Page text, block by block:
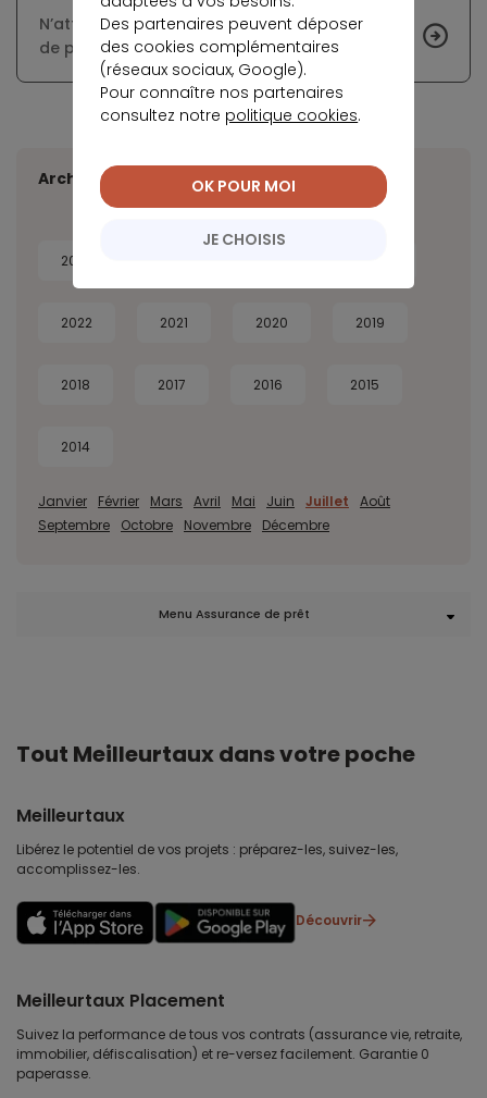
N’attendez plus pour changer votre assurance
de prêt immobilier
Archives
2026
2022 2021 2020 2019
2018 2017 2016 2015
2014
Janvier Février Mars Avril Mai Juin Juillet
Août
Septembre
Octobre Novembre Décembre
Menu Assurance de prêt
Tout Meilleurtaux dans votre poche
Meilleurtaux
Libérez le potentiel de vos projets : préparez-les, suivez-les,
accomplissez-les.
Découvrir
Meilleurtaux Placement
Suivez la performance de tous vos contrats (assurance vie, retraite,
immobilier, défiscalisation) et re-versez facilement. Garantie 0
paperasse.
Des partenaires peuvent déposer
des cookies complémentaires
(réseaux sociaux, Google).
Pour connaître nos partenaires
consultez notre politique cookies.
JE CHOISIS
OK POUR MOI